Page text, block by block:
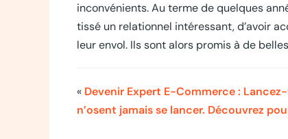
inconvénients. Au terme de quelques
tissé un relationnel intéressant, d’avoir
leur envol. Ils sont alors promis à de
« Devenir Expert E-Commerce :
n’osent jamais se lancer. Découvrez